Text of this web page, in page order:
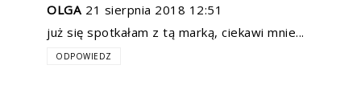
OLGA 21 sierpnia 2018 12:51
już się spotkałam z tą marką, ciekawi mnie...
ODPOWIEDZ